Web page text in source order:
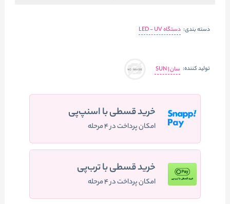
دسته بندی: دستگاه LED - UV
تولید کننده: سان | SUN
خرید قسطی با اسنپ‌پی
امکان پرداخت در ۴ مرحله
خرید قسطی با ترب‌پی
امکان پرداخت در ۴ مرحله